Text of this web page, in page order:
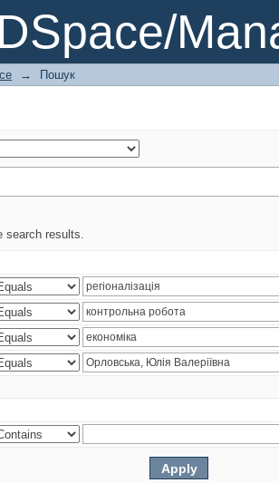
→ Пошук
search results.